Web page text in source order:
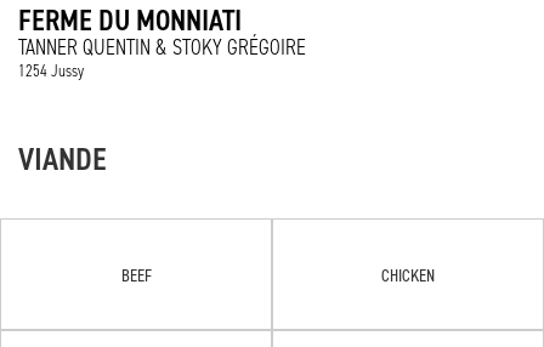
FERME DU MONNIATI
TANNER QUENTIN & STOKY GRÉGOIRE
1254 Jussy
VIANDE
BEEF CHICKEN